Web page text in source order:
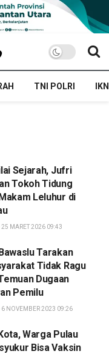
TNI POLRI IKN
Sejarah, Jufri
Tokoh Tidung
Leluhur di
25 MARET 2026 09:43
Tarakan
Tidak Ragu
Dugaan
Pemilu
6 NOVEMBER 2023 09:26
Warga Pulau
Bisa Vaksin